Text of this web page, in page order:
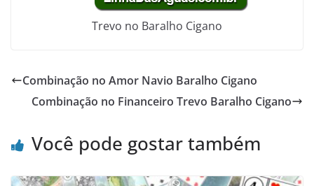
Trevo no Baralho Cigano
Combinação no Amor Navio Baralho Cigano
Combinação no Financeiro Trevo Baralho Cigano
Você pode gostar também